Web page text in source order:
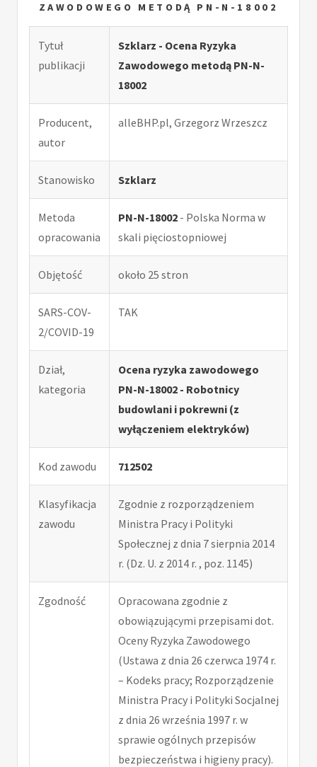
ZAWODOWEGO METODĄ PN-N-18002
Tytuł
publikacji
Szklarz - Ocena Ryzyka
Zawodowego metodą PN-N-
18002
Producent,
autor
alleBHP.pl, Grzegorz Wrzeszcz
Stanowisko Szklarz
Metoda
opracowania
PN-N-18002 - Polska Norma w
skali pięciostopniowej
Objętość około 25 stron
SARS-COV-
2/COVID-19
TAK
Dział,
kategoria
Ocena ryzyka zawodowego
PN-N-18002 - Robotnicy
budowlani i pokrewni (z
wyłączeniem elektryków)
Kod zawodu 712502
Klasyfikacja
zawodu
Zgodnie z rozporządzeniem
Ministra Pracy i Polityki
Społecznej z dnia 7 sierpnia 2014
r. (Dz. U. z 2014 r. , poz. 1145)
Zgodność
Opracowana zgodnie z
obowiązującymi przepisami dot.
Oceny Ryzyka Zawodowego
(Ustawa z dnia 26 czerwca 1974 r.
– Kodeks pracy; Rozporządzenie
Ministra Pracy i Polityki Socjalnej
z dnia 26 września 1997 r. w
sprawie ogólnych przepisów
bezpieczeństwa i higieny pracy).